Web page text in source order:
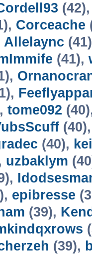
Corceache
Allelaync
(41),
tome092
(40),
uzbaklym
epibresse
(39),
(39),